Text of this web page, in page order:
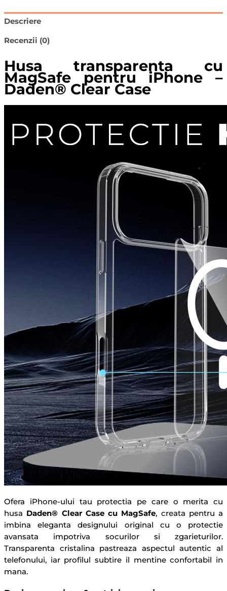
Descriere
Recenzii (0)
Husa transparenta cu
MagSafe pentru iPhone –
Daden® Clear Case
Ofera iPhone-ului tau protectia pe care o merita cu
husa Daden® Clear Case cu MagSafe, creata pentru a
imbina eleganta designului original cu o protectie
avansata impotriva socurilor si zgarieturilor.
Transparenta cristalina pastreaza aspectul autentic al
telefonului, iar profilul subtire il mentine confortabil in
mana.